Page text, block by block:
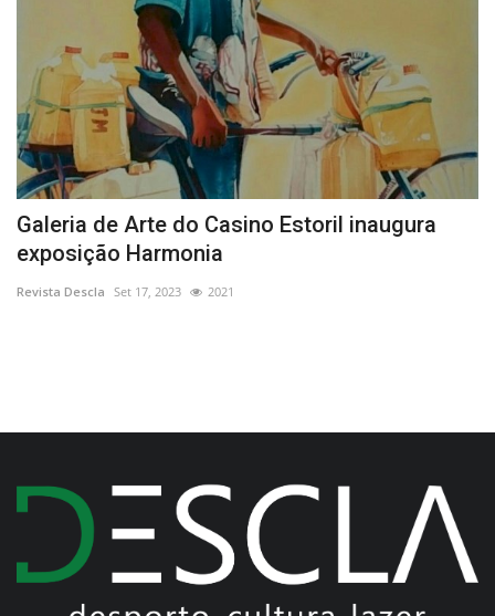
Galeria de Arte do Casino Estoril inaugura
exposição Harmonia
Revista Descla Set 17, 2023 2021